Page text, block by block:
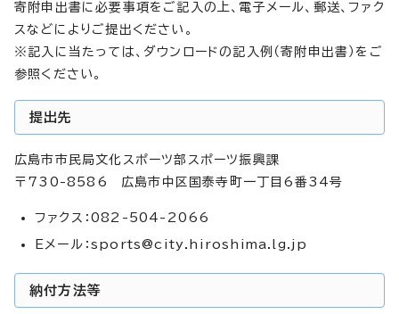
寄附申出書に必要事項をご記入の上、電子メール、郵送、ファク
スなどによりご提出ください。
※記入に当たっては、ダウンロードの記入例（寄附申出書）をご
参照ください。
提出先
広島市市民局文化スポーツ部スポーツ振興課
〒730-8586 広島市中区国泰寺町一丁目6番34号
ファクス：082-504-2066
Eメール： sports@city.hiroshima.lg.jp
納付方法等